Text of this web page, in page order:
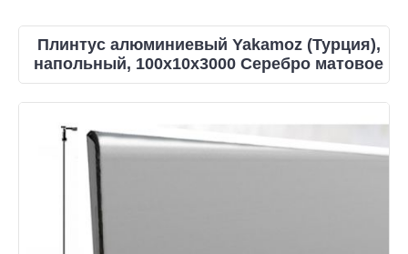
Плинтус алюминиевый Yakamoz (Турция),
напольный, 100x10x3000 Серебро матовое